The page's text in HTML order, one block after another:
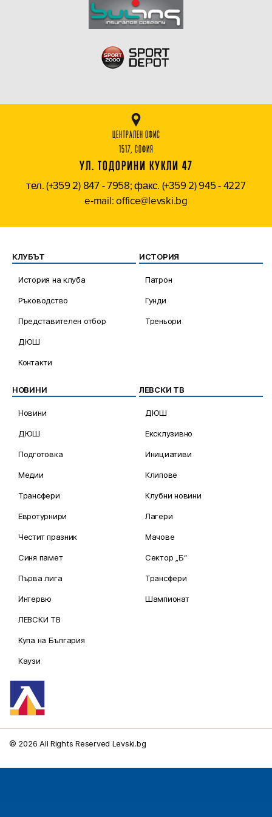
ЦЕНТРАЛЕН ОФИС
1517, СОФИЯ
УЛ. ТОДОРИНИ КУКЛИ 47
тел. (+359 2) 847 - 7958; факс. (+359 2) 945 - 4227
e-mail: office@levski.bg
КЛУБЪТ
История на клуба
Ръководство
Представителен отбор
ДЮШ
Контакти
ИСТОРИЯ
Патрон
Гунди
Треньори
НОВИНИ
Новини
ДЮШ
Подготовка
Медии
Трансфери
Евротурнири
Честит празник
Синя памет
Първа лига
Интервю
ЛЕВСКИ ТВ
Купа на България
Каузи
ЛЕВСКИ ТВ
ДЮШ
Ексклузивно
Инициативи
Клипове
Клубни новини
Лагери
Мачове
Сектор „Б“
Трансфери
Шампионат
© 2026 All Rights Reserved Levski.bg